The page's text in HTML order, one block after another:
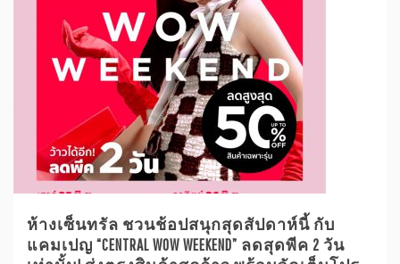
ห้างเซ็นทรัล ชวนช้อปสนุกสุดสัปดาห์นี้ กับ
แคมเปญ “CENTRAL WOW WEEKEND” ลดสุดพีค 2 วัน